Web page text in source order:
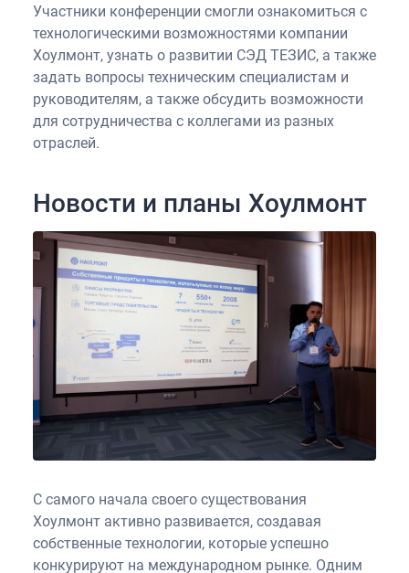
Участники конференции смогли ознакомиться с
технологическими возможностями компании
Хоулмонт, узнать о развитии СЭД ТЕЗИС, а также
задать вопросы техническим специалистам и
руководителям, а также обсудить возможности
для сотрудничества с коллегами из разных
отраслей.
Новости и планы Хоулмонт
С самого начала своего существования
Хоулмонт активно развивается, создавая
собственные технологии, которые успешно
конкурируют на международном рынке. Одним